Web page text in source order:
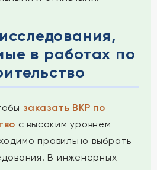
в работах по
заказать ВКР по
с высоким уровнем
правильно выбрать
В инженерных